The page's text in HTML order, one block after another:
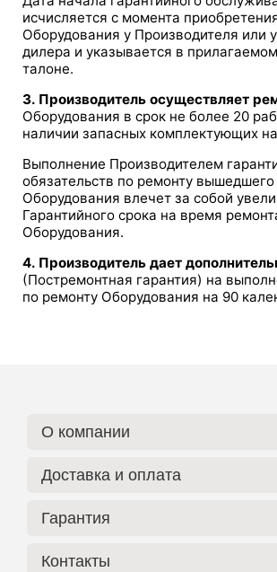
исчисляется c момента
Оборудования у Производителя или
дилера и указывается в
талоне.
3. Производитель осуществляет
Оборудования в срок не более 20
наличии запасных комплектующих
Выполнение Производителем
обязательств по ремонту вышедшего
Оборудования влечет за собой
Гарантийного срока на время
Оборудования.
4. Производитель дает
(Постремонтная гарантия) на
по ремонту Оборудования на 90
О компании
Доставка и оплата
Гарантия
Контакты